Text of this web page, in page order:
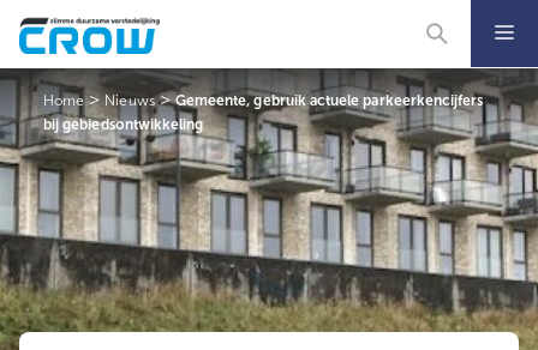
naar
de
inhoud
Home>Nieuws>Gemeente, gebruik actuele parkeerkencijfers
bij gebiedsontwikkeling